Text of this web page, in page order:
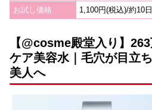
お試し価格
1,100円(税込)/約10
【@cosme殿堂入り】263
ケア美容水｜毛穴が目立
美人へ